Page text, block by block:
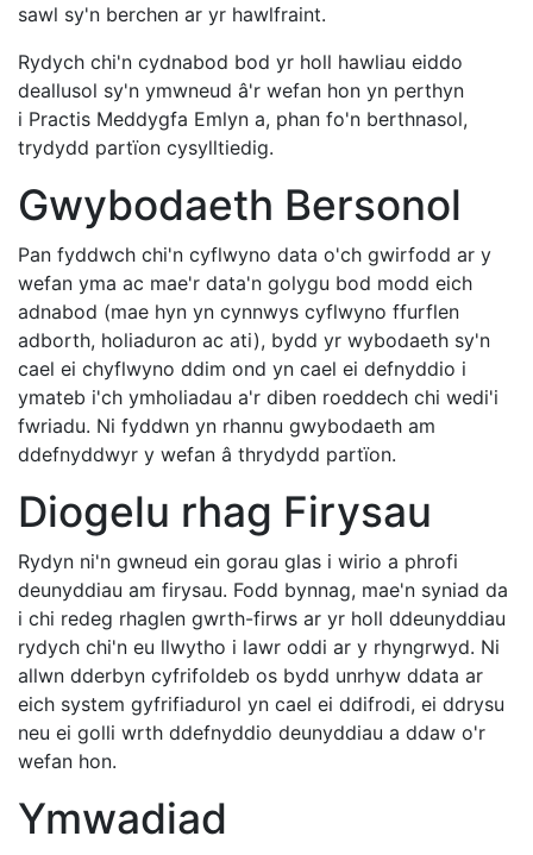
sawl sy'n berchen ar yr hawlfraint.
Rydych chi'n cydnabod bod yr holl hawliau eiddo
deallusol sy'n ymwneud â'r wefan hon yn perthyn
i Practis Meddygfa Emlyn a, phan fo'n berthnasol,
trydydd partïon cysylltiedig.
Gwybodaeth Bersonol
Pan fyddwch chi'n cyflwyno data o'ch gwirfodd ar y
wefan yma ac mae'r data'n golygu bod modd eich
adnabod (mae hyn yn cynnwys cyflwyno ffurflen
adborth, holiaduron ac ati), bydd yr wybodaeth sy'n
cael ei chyflwyno ddim ond yn cael ei defnyddio i
ymateb i'ch ymholiadau a'r diben roeddech chi wedi'i
fwriadu. Ni fyddwn yn rhannu gwybodaeth am
ddefnyddwyr y wefan â thrydydd partïon.
Diogelu rhag Firysau
Rydyn ni'n gwneud ein gorau glas i wirio a phrofi
deunyddiau am firysau. Fodd bynnag, mae'n syniad da
i chi redeg rhaglen gwrth-firws ar yr holl ddeunyddiau
rydych chi'n eu llwytho i lawr oddi ar y rhyngrwyd. Ni
allwn dderbyn cyfrifoldeb os bydd unrhyw ddata ar
eich system gyfrifiadurol yn cael ei ddifrodi, ei ddrysu
neu ei golli wrth ddefnyddio deunyddiau a ddaw o'r
wefan hon.
Ymwadiad